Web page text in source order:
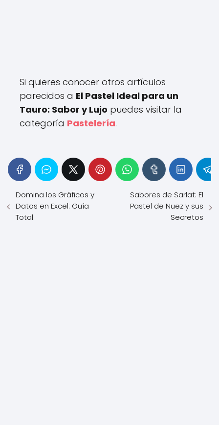
Si quieres conocer otros artículos
parecidos a El Pastel Ideal para un
Tauro: Sabor y Lujo puedes visitar la
categoría Pastelería.
Domina los Gráficos y
Datos en Excel: Guía
Total
Sabores de Sarlat: El
Pastel de Nuez y sus
Secretos